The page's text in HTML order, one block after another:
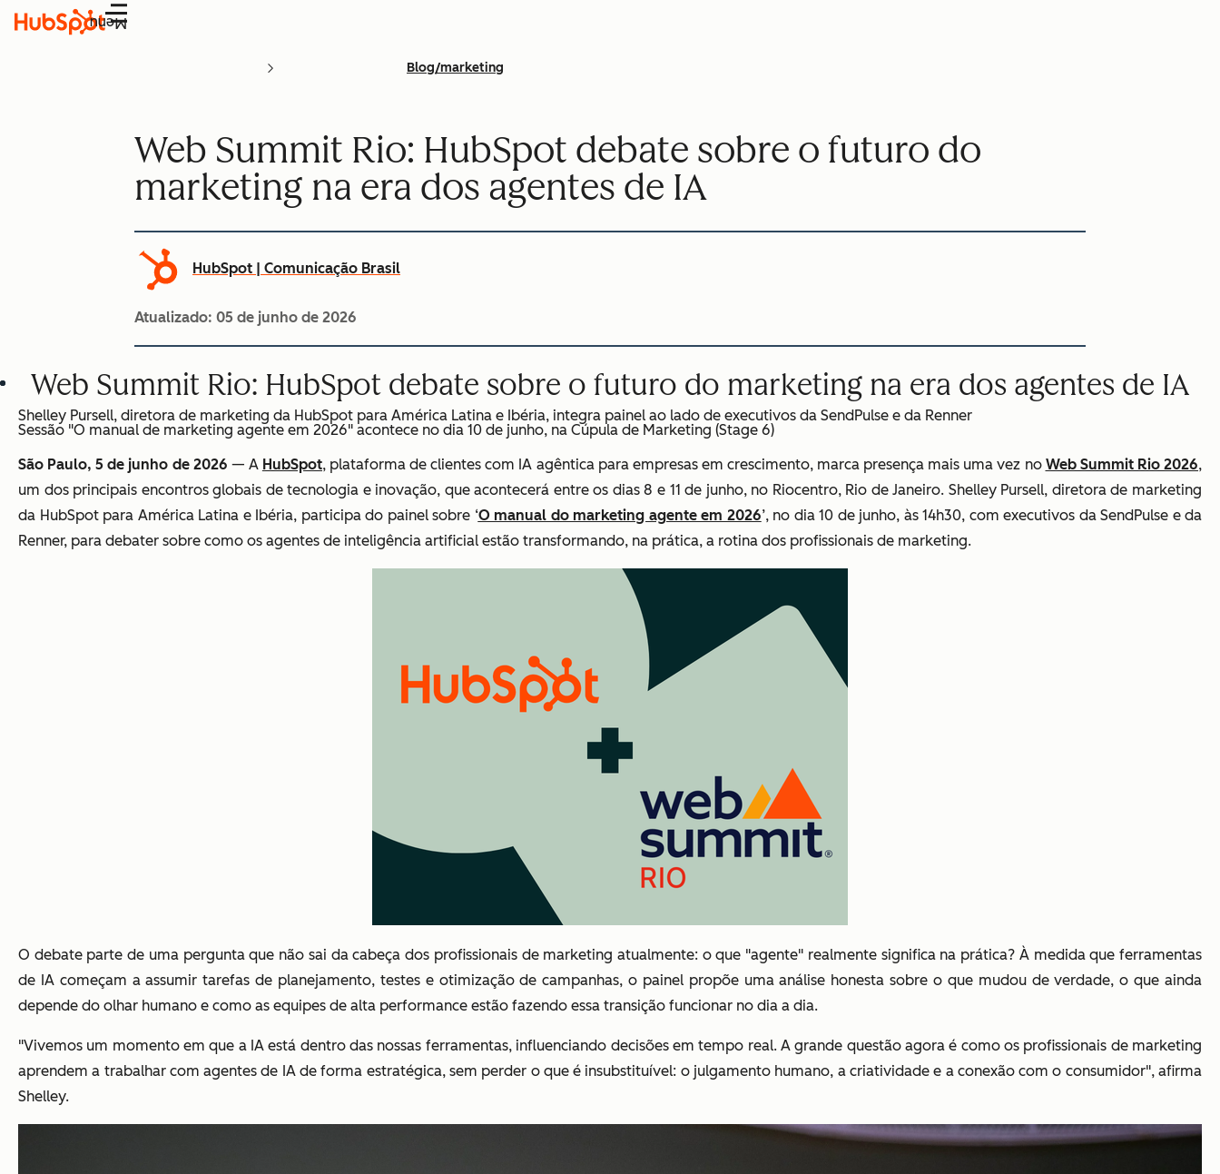
Menu
Blog/marketing
Web Summit Rio: HubSpot debate sobre o futuro do
marketing na era dos agentes de IA
HubSpot | Comunicação Brasil
Atualizado: 05 de junho de 2026
Web Summit Rio: HubSpot debate sobre o futuro do marketing na era dos agentes de IA
Shelley Pursell, diretora de marketing da HubSpot para América Latina e Ibéria, integra painel ao lado de executivos da SendPulse e da Renner
Sessão "O manual de marketing agente em 2026" acontece no dia 10 de junho, na Cúpula de Marketing (Stage 6)
São Paulo, 5 de junho de 2026 — A HubSpot, plataforma de clientes com IA agêntica para empresas em crescimento, marca presença mais uma vez no Web Summit Rio 2026,
um dos principais encontros globais de tecnologia e inovação, que acontecerá entre os dias 8 e 11 de junho, no Riocentro, Rio de Janeiro. Shelley Pursell, diretora de marketing
da HubSpot para América Latina e Ibéria, participa do painel sobre ‘O manual do marketing agente em 2026’, no dia 10 de junho, às 14h30, com executivos da SendPulse e da
Renner, para debater sobre como os agentes de inteligência artificial estão transformando, na prática, a rotina dos profissionais de marketing.
O debate parte de uma pergunta que não sai da cabeça dos profissionais de marketing atualmente: o que "agente" realmente significa na prática? À medida que ferramentas
de IA começam a assumir tarefas de planejamento, testes e otimização de campanhas, o painel propõe uma análise honesta sobre o que mudou de verdade, o que ainda
depende do olhar humano e como as equipes de alta performance estão fazendo essa transição funcionar no dia a dia.
"Vivemos um momento em que a IA está dentro das nossas ferramentas, influenciando decisões em tempo real. A grande questão agora é como os profissionais de marketing
aprendem a trabalhar com agentes de IA de forma estratégica, sem perder o que é insubstituível: o julgamento humano, a criatividade e a conexão com o consumidor", afirma
Shelley.